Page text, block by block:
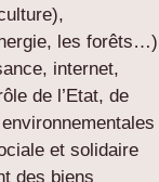
les forêts…)
internet,
de l’Etat, de
et solidaire
des biens